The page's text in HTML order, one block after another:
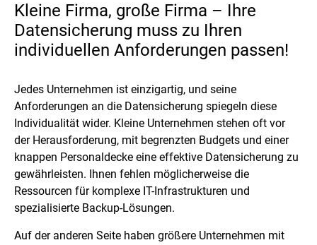
Kleine Firma, große Firma – Ihre
Datensicherung muss zu Ihren
individuellen Anforderungen passen!
Jedes Unternehmen ist einzigartig, und seine
Anforderungen an die Datensicherung spiegeln diese
Individualität wider. Kleine Unternehmen stehen oft vor
der Herausforderung, mit begrenzten Budgets und einer
knappen Personaldecke eine effektive Datensicherung zu
gewährleisten. Ihnen fehlen möglicherweise die
Ressourcen für komplexe IT-Infrastrukturen und
spezialisierte Backup-Lösungen.
Auf der anderen Seite haben größere Unternehmen mit